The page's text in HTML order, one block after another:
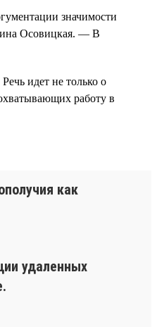
значимости
Осовицкая. — В
идет не только о
работу в
как
удаленных